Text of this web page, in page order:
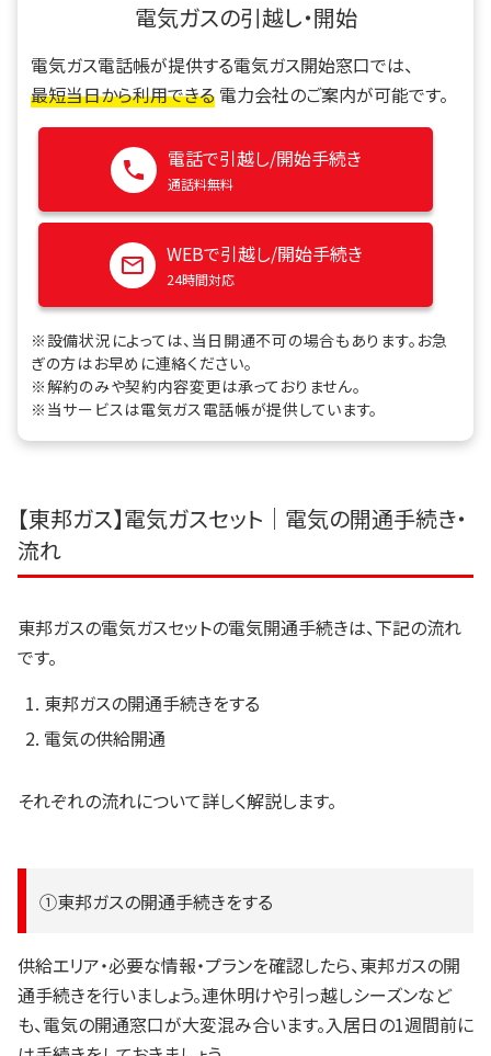
電気ガスの引越し・開始
電気ガス電話帳が提供する電気ガス開始窓口では、
最短当日から利用できる 電力会社のご案内が可能です。
電話で引越し/開始手続き
通話料無料
WEBで引越し/開始手続き
24時間対応
※設備状況によっては、当日開通不可の場合もあります。お急
ぎの方はお早めに連絡ください。
※解約のみや契約内容変更は承っておりません。
※当サービスは電気ガス電話帳が提供しています。
【東邦ガス】電気ガスセット｜電気の開通手続き・
流れ
東邦ガスの電気ガスセットの電気開通手続きは、下記の流れ
です。
東邦ガスの開通手続きをする
電気の供給開通
それぞれの流れについて詳しく解説します。
①東邦ガスの開通手続きをする
供給エリア・必要な情報・プランを確認したら、東邦ガスの開
通手続きを行いましょう。連休明けや引っ越しシーズンなど
も、電気の開通窓口が大変混み合います。入居日の1週間前に